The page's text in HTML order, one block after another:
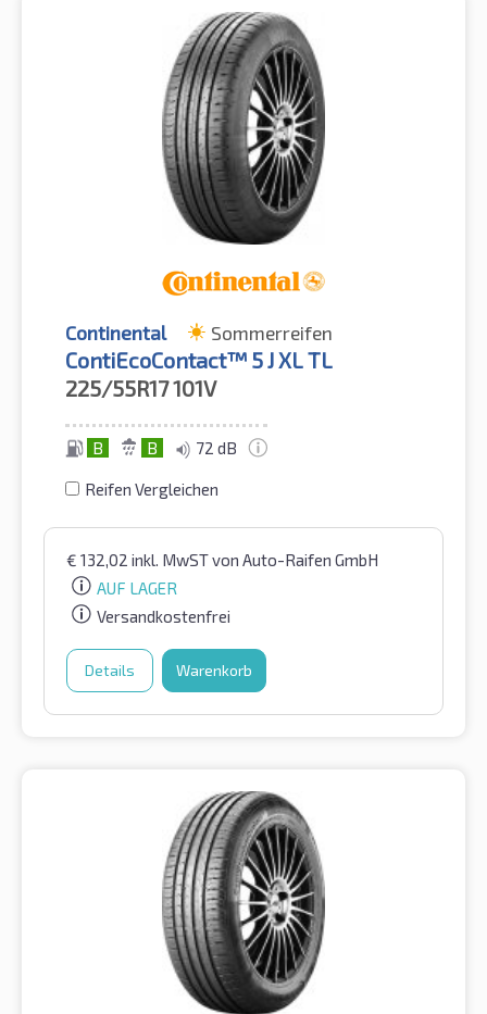
Continental Sommerreifen
ContiEcoContact™ 5 J XL TL
225/55R17101V
B B 72 dB
Reifen Vergleichen
€ 132,02 inkl. MwSTvon Auto-Raifen GmbH
AUF LAGER
Versandkostenfrei
Details Warenkorb